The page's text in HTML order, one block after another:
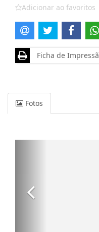
Adicionar ao favoritos
Ficha de
Fotos